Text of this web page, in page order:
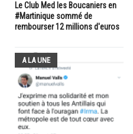
Le Club Med les Boucaniers en
#Martinique sommé de
rembourser 12 millions d'euros
A LA UNE